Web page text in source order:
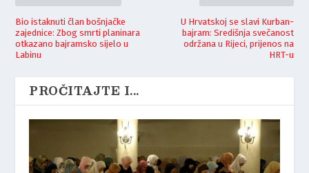
Bio istaknuti član bošnjačke
zajednice: Zbog smrti planinara
otkazano bajramsko sijelo u
Labinu
U Hrvatskoj se slavi Kurban-
bajram: Središnja svečanost
održana u Rijeci, prijenos na
HRT-u
PROČITAJTE I...